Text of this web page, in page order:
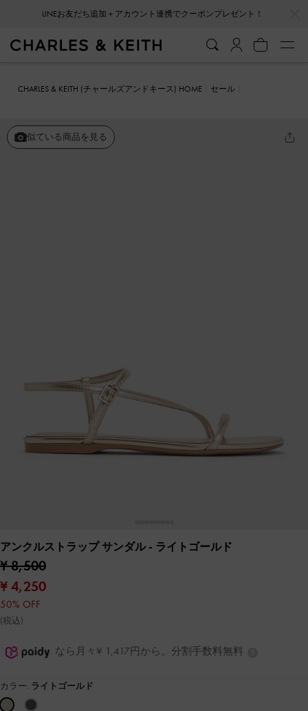
LINEお友だち追加＋アカウント連携でクーポンプレゼント！
CHARLES & KEITH (チャールズアンドキース) HOME
セール
似ている商品を見る
アンクルストラップ サンダル- ライトゴールド
¥ 8,500
¥ 4,250
50% OFF
(税込)
なら月々¥ 1,417円から。分割手数料無料
カラー: ライトゴールド